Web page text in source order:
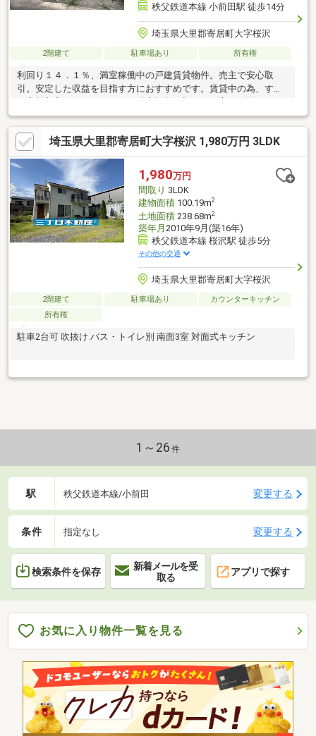
秩父鉄道本線 小前田駅 徒歩14分
埼玉県大里郡寄居町大字桜沢
2階建て 駐車場あり 所有権
利回り１４．１％、満室稼働中の戸建賃貸物件。売主で安心取
引。安定した収益を目指す方におすすめです。賃貸中の為、すぐ
に家賃収入が得られます！不動産投資が初めての方にお勧め。
埼玉県大里郡寄居町大字桜沢 1,980万円 3LDK
1,980万円
間取り 3LDK
建物面積100.19m2
土地面積238.68m2
築年月 2010年9月(築16年)
秩父鉄道本線 桜沢駅 徒歩5分
その他の交通
埼玉県大里郡寄居町大字桜沢
2階建て 駐車場あり
カウンターキッチン
所有権
駐車2台可 吹抜け バス・トイレ別 南面3室 対面式キッチン
1～26 件
駅 秩父鉄道本線/小前田 変更する
条件 指定なし 変更する
検索条件を保存
新着メールを受
取る
アプリで探す
お気に入り物件一覧を見る